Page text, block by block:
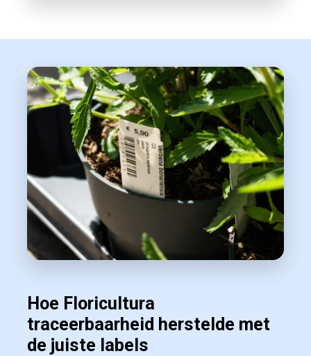
Hoe Floricultura
traceerbaarheid herstelde met
de juiste labels